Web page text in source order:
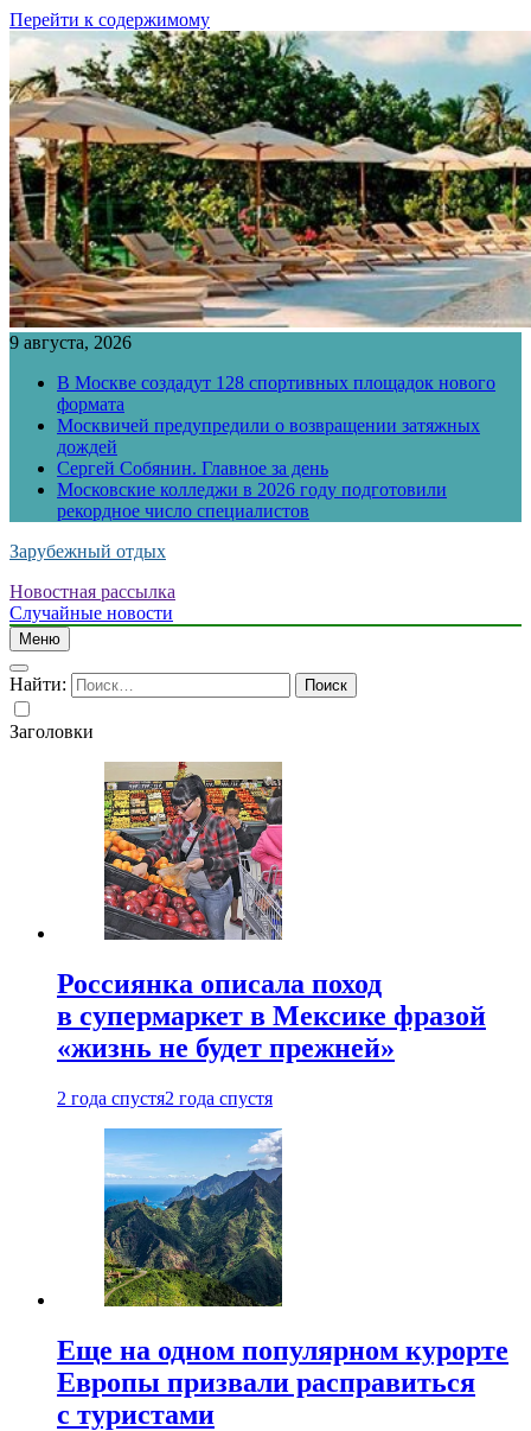
Перейти к содержимому
9 августа, 2026
В Москве создадут 128 спортивных площадок нового
формата
Москвичей предупредили о возвращении затяжных
дождей
Сергей Собянин. Главное за день
Московские колледжи в 2026 году подготовили
рекордное число специалистов
Зарубежный отдых
Новостная рассылка
Случайные новости
Меню
Найти:
Заголовки
Россиянка описала поход
в супермаркет в Мексике фразой
«жизнь не будет прежней»
2 года спустя2 года спустя
Еще на одном популярном курорте
Европы призвали расправиться
с туристами